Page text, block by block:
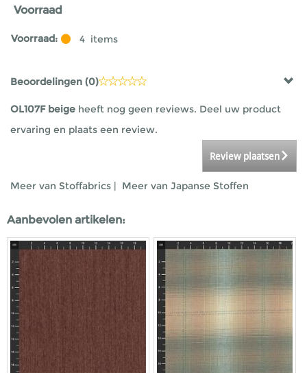
Voorraad
Voorraad: 4 items
Beoordelingen (0)
OL107F beige heeft nog geen reviews. Deel uw product
ervaring en plaats een review.
Review plaatsen
Meer van Stoffabrics | Meer van Japanse Stoffen
Aanbevolen artikelen: